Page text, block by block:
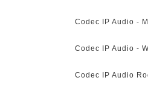
Codec IP Audio -
Codec IP Audio -
Codec IP Audio